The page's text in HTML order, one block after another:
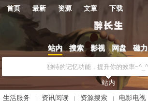
首页 最新 资源 文章 下载
站内 搜索 影视 网盘 磁力
站内
生活服务
资讯阅读 资源搜索 电影电视